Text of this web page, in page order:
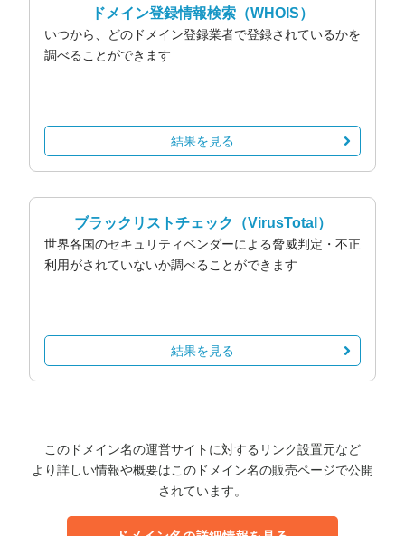
ドメイン登録情報検索 （WHOIS）
いつから、どのドメイン登録業者で登録されているかを
調べることができます
結果を見る
ブラックリストチェック （VirusTotal）
世界各国のセキュリティベンダーによる脅威判定・不正
利用がされていないか調べることができます
結果を見る
このドメイン名の運営サイトに対するリンク設置元など
より詳しい情報や概要はこのドメイン名の販売ページで公開
されています。